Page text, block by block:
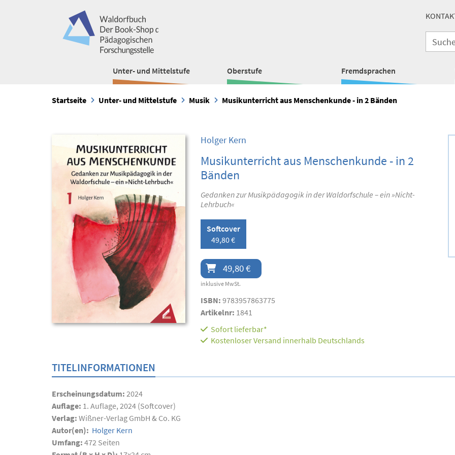
Unter- und Mittelstufe Oberstufe Fremdsprachen
Startseite Unter- und Mittelstufe Musik Musikunterricht aus Menschenkunde - in 2 Bänden
Holger Kern
Musikunterricht aus Menschenkunde - in 2
Bänden
Gedanken zur Musikpädagogik in der Waldorfschule – ein »Nicht-
Lehrbuch«
Softcover
49,80 €
49,80 €
inklusive MwSt.
ISBN: 9783957863775
Artikelnr: 1841
Sofort lieferbar*
Kostenloser Versand innerhalb Deutschlands
TITELINFORMATIONEN
Erscheinungsdatum: 2024
Auflage: 1. Auflage, 2024 (Softcover)
Verlag: Wißner-Verlag GmbH & Co. KG
Autor(en): Holger Kern
Umfang: 472 Seiten